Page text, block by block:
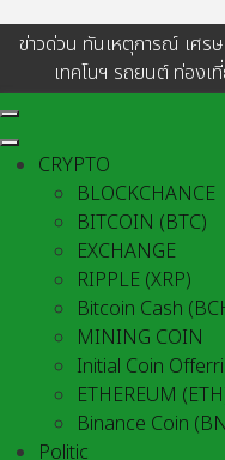
ข่าวด่วน ทันเหตุการณ์ เศร
เทคโนฯ รถยนต์ ท่องเ
CRYPTO
BLOCKCHANCE
BITCOIN (BTC)
EXCHANGE
RIPPLE (XRP)
Bitcoin Cash
MINING COIN
Initial Coin
ETHEREUM
Binance Coin
Politic